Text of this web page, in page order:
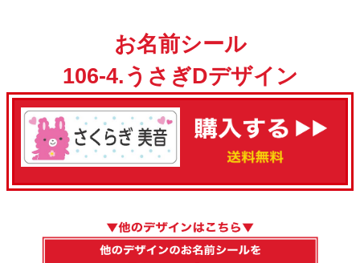
お名前シール
106-4.うさぎDデザイン